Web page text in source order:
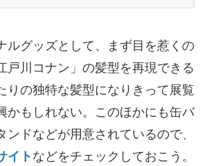
ルグッズとして、まず目を惹くの
戸川コナン」の髪型を再現できる
りの独特な髪型になりきって展覧
かもしれない。このほかにも缶バ
ドなどが用意されているので、
イトなどをチェックしておこう。